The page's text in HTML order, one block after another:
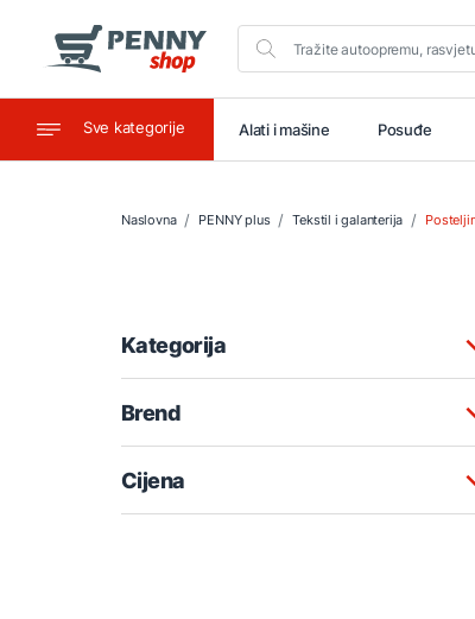
Sve kategorije
Ugostiteljstvo Alati i mašine Posuđe
Naslovna PENNY plus Tekstil i galanterija
Kategorija
Brend
Cijena